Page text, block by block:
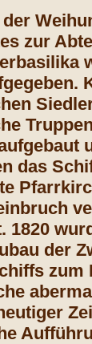
zur
das
1820
der
zum